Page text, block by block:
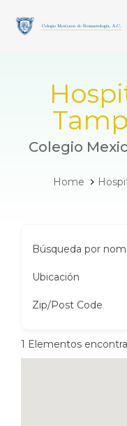
links
primary
Colegio
Home
Búsqueda por
Ubicación
Zip/Post Code
1 Elementos